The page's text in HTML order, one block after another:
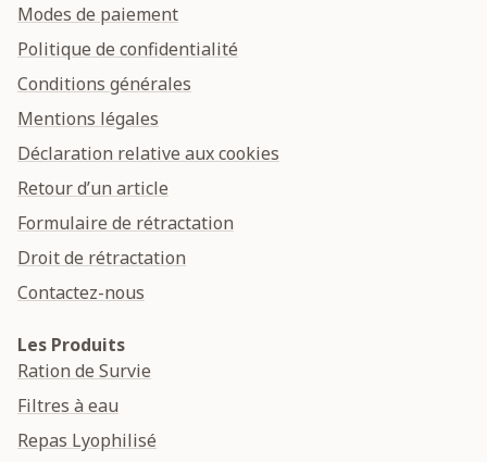
Modes de paiement
Politique de confidentialité
Conditions générales
Mentions légales
Déclaration relative aux cookies
Retour d’un article
Formulaire de rétractation
Droit de rétractation
Contactez-nous
Les Produits
Ration de Survie
Filtres à eau
Repas Lyophilisé